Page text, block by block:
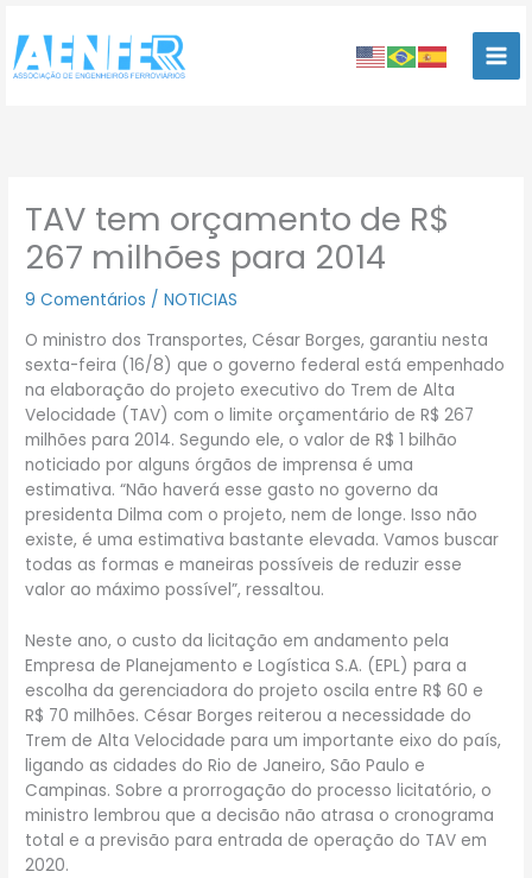
para
conteúdo
TAV tem orçamento de R$
267 milhões para 2014
9 Comentários /NOTICIAS
O ministro dos Transportes, César Borges, garantiu nesta
sexta-feira (16/8) que o governo federal está empenhado
na elaboração do projeto executivo do Trem de Alta
Velocidade (TAV) com o limite orçamentário de R$ 267
milhões para 2014. Segundo ele, o valor de R$ 1 bilhão
noticiado por alguns órgãos de imprensa é uma
estimativa. “Não haverá esse gasto no governo da
presidenta Dilma com o projeto, nem de longe. Isso não
existe, é uma estimativa bastante elevada. Vamos buscar
todas as formas e maneiras possíveis de reduzir esse
valor ao máximo possível”, ressaltou.
Neste ano, o custo da licitação em andamento pela
Empresa de Planejamento e Logística S.A. (EPL) para a
escolha da gerenciadora do projeto oscila entre R$ 60 e
R$ 70 milhões. César Borges reiterou a necessidade do
Trem de Alta Velocidade para um importante eixo do país,
ligando as cidades do Rio de Janeiro, São Paulo e
Campinas. Sobre a prorrogação do processo licitatório, o
ministro lembrou que a decisão não atrasa o cronograma
total e a previsão para entrada de operação do TAV em
2020.